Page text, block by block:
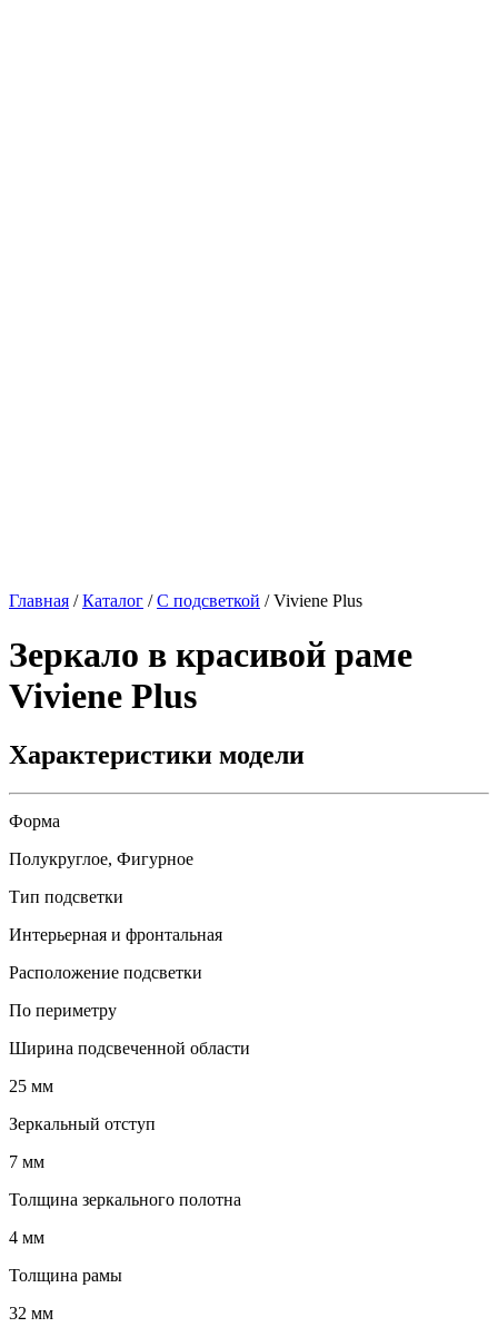
Главная /Каталог /С подсветкой /Viviene Plus
Зеркало в красивой раме
Viviene Plus
Характеристики модели
Форма
Полукруглое, Фигурное
Тип подсветки
Интерьерная и фронтальная
Расположение подсветки
По периметру
Ширина подсвеченной области
25 мм
Зеркальный отступ
7 мм
Толщина зеркального полотна
4 мм
Толщина рамы
32 мм